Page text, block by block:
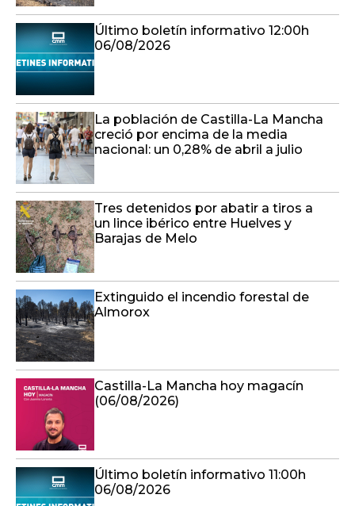
Último boletín informativo 12:00h
06/08/2026
La población de Castilla-La Mancha
creció por encima de la media
nacional: un 0,28% de abril a julio
Tres detenidos por abatir a tiros a
un lince ibérico entre Huelves y
Barajas de Melo
Extinguido el incendio forestal de
Almorox
Castilla-La Mancha hoy magacín
(06/08/2026)
Último boletín informativo 11:00h
06/08/2026